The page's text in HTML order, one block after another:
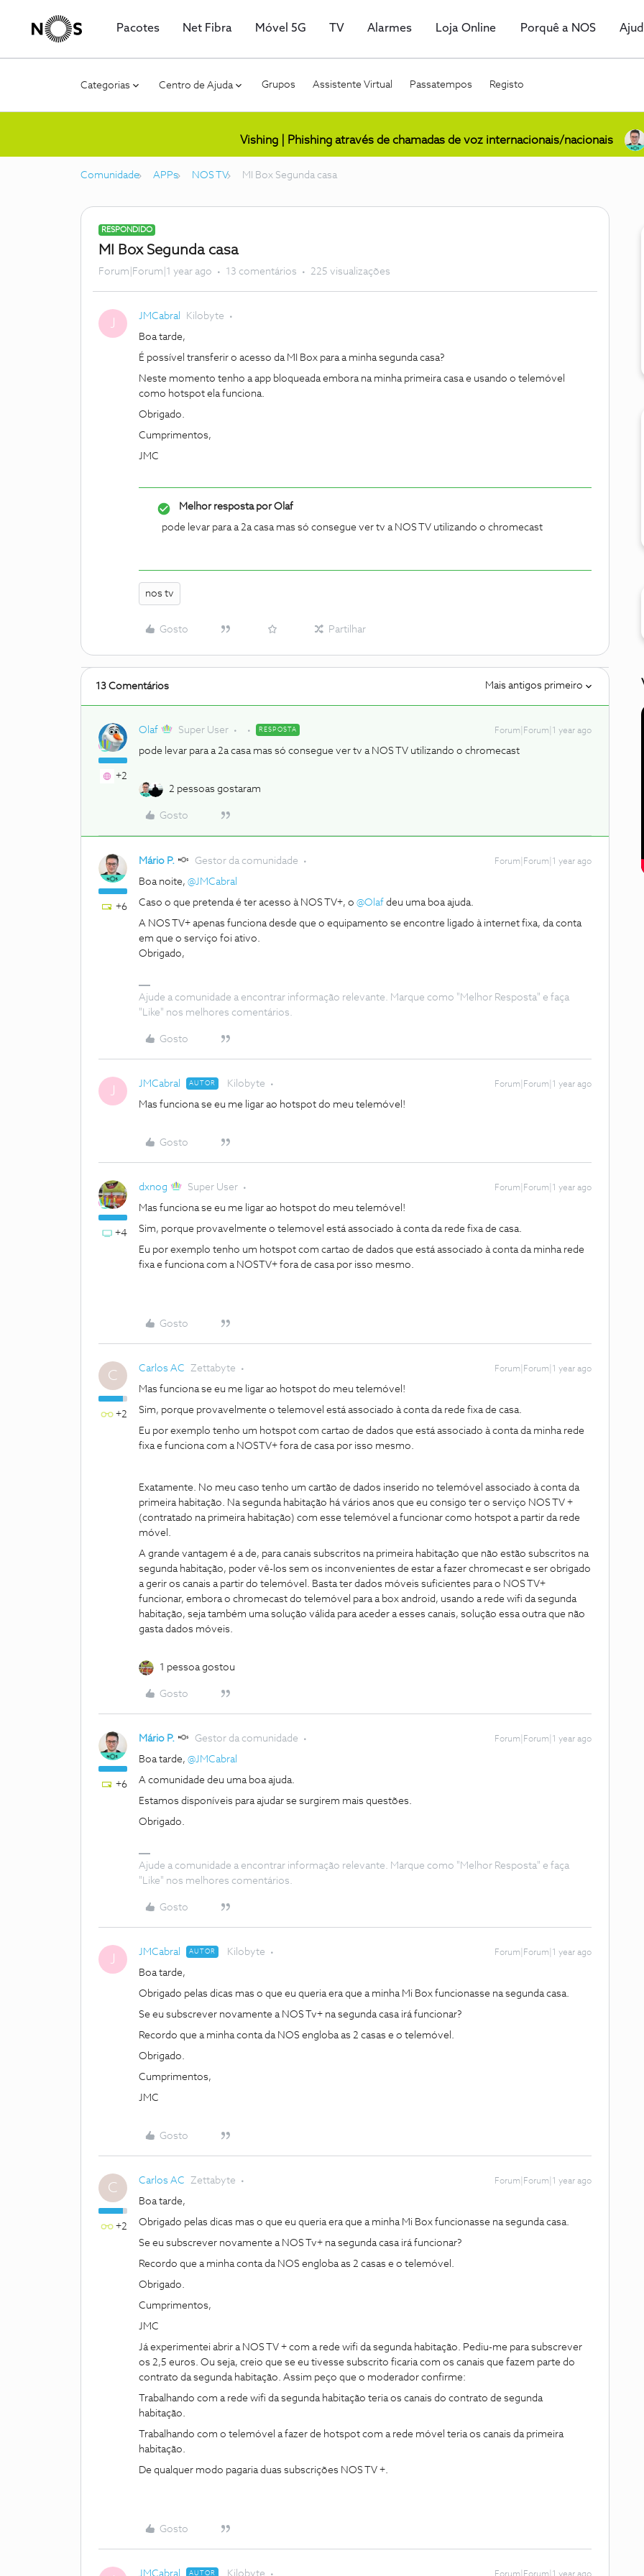
Pacotes Net Fibra Móvel 5G TV Alarmes Loja Online Porquê a NOS
Categorias Centro de Ajuda Grupos Assistente Virtual Passatempos Registo
Vishing | Phishing através de chamadas de voz internacionais/nacionais
Comunidade APPs NOS TV MI Box Segunda casa
RESPONDIDO
MI Box Segunda casa
Forum|Forum|1 year ago 13 comentários 225 visualizações
J JMCabral Kilobyte
Boa tarde,
É possível transferir o acesso da MI Box para a minha segunda casa?
Neste momento tenho a app bloqueada embora na minha primeira casa e usando o telemóvel
como hotspot ela funciona.
Obrigado.
Cumprimentos,
JMC
Melhor resposta porOlaf
pode levar para a 2a casa mas só consegue ver tv a NOS TV utilizando o chromecast
nos tv
Gosto Partilhar
13 Comentários Mais antigos primeiro
+2
Olaf Super User RESPOSTA Forum|Forum|1 year ago
pode levar para a 2a casa mas só consegue ver tv a NOS TV utilizando o chromecast
2 pessoas gostaram
Gosto
+6
Mário P. Gestor da comunidade Forum|Forum|1 year ago
Boa noite, ​ @JMCabral
Caso o que pretenda é ter acesso à NOS TV+, o ​ @Olaf deu uma boa ajuda.
A NOS TV+ apenas funciona desde que o equipamento se encontre ligado à internet fixa, da conta
em que o serviço foi ativo.
Obrigado,
Ajude a comunidade a encontrar informação relevante. Marque como "Melhor Resposta" e faça
"Like" nos melhores comentários.
Gosto
J JMCabral AUTOR Kilobyte Forum|Forum|1 year ago
Mas funciona se eu me ligar ao hotspot do meu telemóvel!
Gosto
+4
dxnog Super User Forum|Forum|1 year ago
Mas funciona se eu me ligar ao hotspot do meu telemóvel!
Sim, porque provavelmente o telemovel está associado à conta da rede fixa de casa.
Eu por exemplo tenho um hotspot com cartao de dados que está associado à conta da minha rede
fixa e funciona com a NOSTV+ fora de casa por isso mesmo.
Gosto
C
+2
Carlos AC Zettabyte Forum|Forum|1 year ago
Mas funciona se eu me ligar ao hotspot do meu telemóvel!
Sim, porque provavelmente o telemovel está associado à conta da rede fixa de casa.
Eu por exemplo tenho um hotspot com cartao de dados que está associado à conta da minha rede
fixa e funciona com a NOSTV+ fora de casa por isso mesmo.
Exatamente. No meu caso tenho um cartão de dados inserido no telemóvel associado à conta da
primeira habitação. Na segunda habitação há vários anos que eu consigo ter o serviço NOS TV +
(contratado na primeira habitação) com esse telemóvel a funcionar como hotspot a partir da rede
móvel.
A grande vantagem é a de, para canais subscritos na primeira habitação que não estão subscritos na
segunda habitação, poder vê-los sem os inconvenientes de estar a fazer chromecast e ser obrigado
a gerir os canais a partir do telemóvel. Basta ter dados móveis suficientes para o NOS TV+
funcionar, embora o chromecast do telemóvel para a box android, usando a rede wifi da segunda
habitação, seja também uma solução válida para aceder a esses canais, solução essa outra que não
gasta dados móveis.
1 pessoa gostou
Gosto
+6
Mário P. Gestor da comunidade Forum|Forum|1 year ago
Boa tarde, ​ @JMCabral
A comunidade deu uma boa ajuda.
Estamos disponíveis para ajudar se surgirem mais questões.
Obrigado.
Ajude a comunidade a encontrar informação relevante. Marque como "Melhor Resposta" e faça
"Like" nos melhores comentários.
Gosto
J JMCabral AUTOR Kilobyte Forum|Forum|1 year ago
Boa tarde,
Obrigado pelas dicas mas o que eu queria era que a minha Mi Box funcionasse na segunda casa.
Se eu subscrever novamente a NOS Tv+ na segunda casa irá funcionar?
Recordo que a minha conta da NOS engloba as 2 casas e o telemóvel.
Obrigado.
Cumprimentos,
JMC
Gosto
C
+2
Carlos AC Zettabyte Forum|Forum|1 year ago
Boa tarde,
Obrigado pelas dicas mas o que eu queria era que a minha Mi Box funcionasse na segunda casa.
Se eu subscrever novamente a NOS Tv+ na segunda casa irá funcionar?
Recordo que a minha conta da NOS engloba as 2 casas e o telemóvel.
Obrigado.
Cumprimentos,
JMC
Já experimentei abrir a NOS TV + com a rede wifi da segunda habitação. Pediu-me para subscrever
os 2,5 euros. Ou seja, creio que se eu tivesse subscrito ficaria com os canais que fazem parte do
contrato da segunda habitação. Assim peço que o moderador confirme:
Trabalhando com a rede wifi da segunda habitação teria os canais do contrato de segunda
habitação.
Trabalhando com o telemóvel a fazer de hotspot com a rede móvel teria os canais da primeira
habitação.
De qualquer modo pagaria duas subscrições NOS TV +.
Gosto
JMCabral AUTOR Kilobyte